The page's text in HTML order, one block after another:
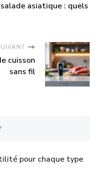
asiatique : quels
cuisson
sans fil
pour chaque type